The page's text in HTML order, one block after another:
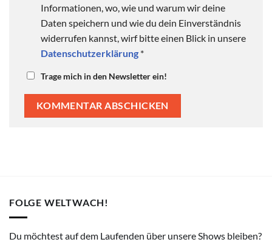
Informationen, wo, wie und warum wir deine
Daten speichern und wie du dein Einverständnis
widerrufen kannst, wirf bitte einen Blick in unsere
Datenschutzerklärung *
Trage mich in den Newsletter ein!
FOLGE WELTWACH!
Du möchtest auf dem Laufenden über unsere Shows bleiben?